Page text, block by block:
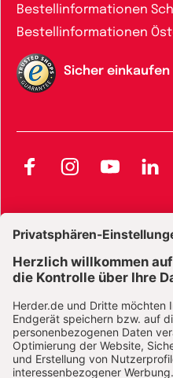
Bestellinformationen
Bestellinformationen
Sicher einkaufen
FacebookInstagramYouTube
Widerrufsbelehrung
Datenschutz Social Media
Vertrag